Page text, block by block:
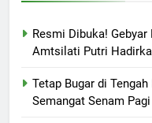
Resmi Dibuka!
Amtsilati Putri
Tetap Bugar di
Semangat Senam Pagi